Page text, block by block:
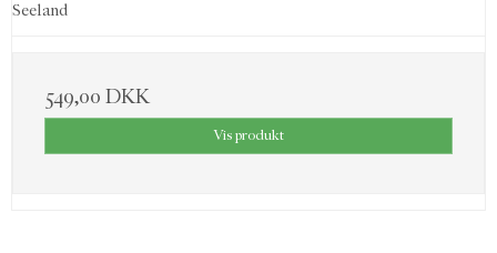
Seeland
549,00 DKK
Vis produkt